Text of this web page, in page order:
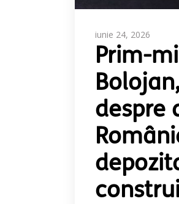
iunie 24, 2026
Prim-
despre